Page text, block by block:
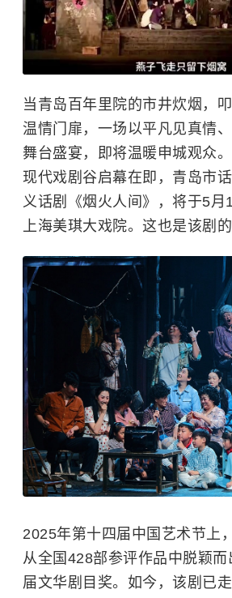
当青岛百年里院的市井炊烟，
温情门扉，一场以平凡见真情
舞台盛宴，即将温暖申城观众
现代戏剧谷启幕在即，青岛市
义话剧《烟火人间》，将于5月
上海美琪大戏院。这也是该剧的
2025年第十四届中国艺术节上
从全国428部参评作品中脱颖
届文华剧目奖。如今，该剧已走